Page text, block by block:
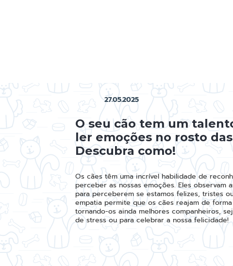
27.05.2025
O seu cão tem um
ler emoções no rosto
Descubra como!
Os cães têm uma incrível habilidade de
perceber as nossas emoções. Eles observam
para perceberem se estamos felizes, tristes
empatia permite que os cães reajam de
tornando-os ainda melhores companheiros,
de stress ou para celebrar a nossa felicidade!